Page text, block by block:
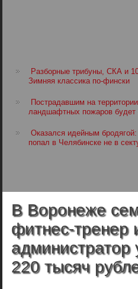
Разборные трибуны, СКА и
Зимняя классика по-фински
Пострадавшим на
ландшафтных пожаров будет
Оказался идейным бродягой:
попал в Челябинске не в
В Воронеже
фитнес-тренер
администратор
220 тысяч